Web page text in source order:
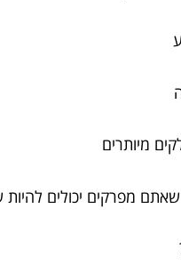
מיותרים
מפרקים יכולים להיות